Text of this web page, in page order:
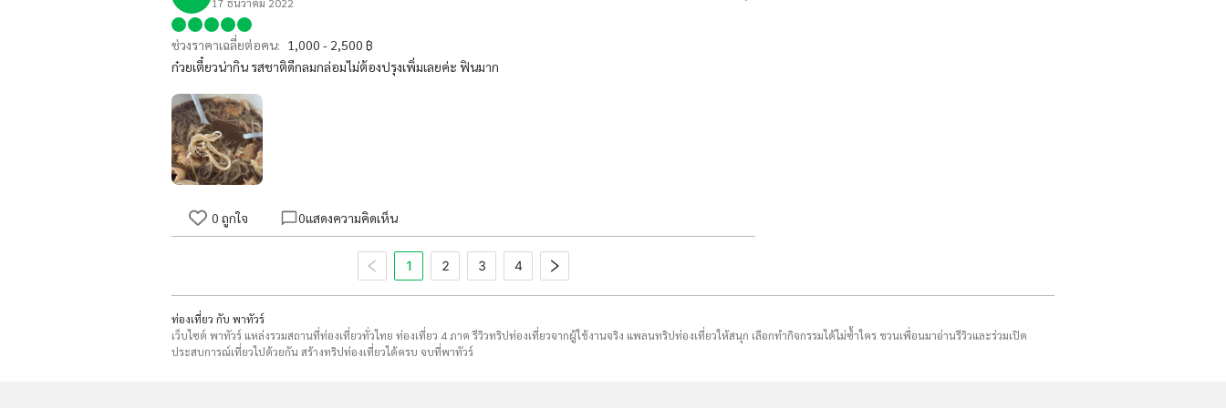
ช่วงราคาเฉลี่ยต่อคน: 1,000 - 2,500 ฿
ก๋วยเตี๋ยวน่ากิน รสชาติดีกลมกล่อมไม่ต้องปรุงเพิ่มเลยค่ะ ฟินมาก
0 ถูกใจ 0แสดงความคิดเห็น
1 2 3 4
ท่องเที่ยว กับ พาทัวร์
เว็บไซต์ พาทัวร์ แหล่งรวมสถานที่ท่องเที่ยวทั่วไทย ท่องเที่ยว 4 ภาค รีวิวทริปท่องเที่ยวจากผู้ใช้งานจริง แพลนทริปท่องเที่ยวให้สนุก เลือกทำกิจกรรมได้ไม่ซ้ำใคร ชวนเพื่อนมาอ่านรีวิวและร่วมเปิด
ประสบการณ์เที่ยวไปด้วยกัน สร้างทริปท่องเที่ยวได้ครบ จบที่พาทัวร์